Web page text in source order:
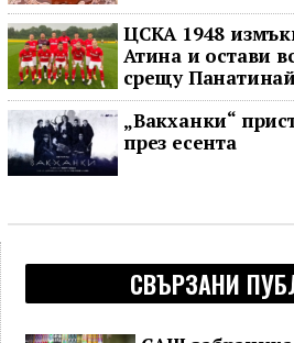
ЦСКА 1948
Атина и остави
срещу
„Вакханки“
през есента
СВЪРЗАНИ